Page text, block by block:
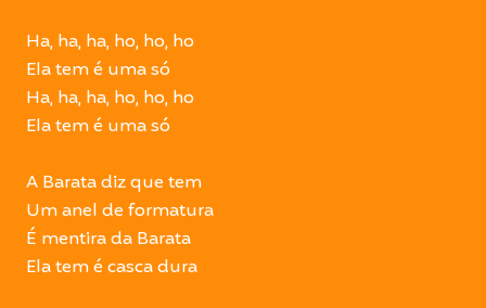
Ha, ha, ha, ho, ho, ho
Ela tem é uma só
Ha, ha, ha, ho, ho, ho
Ela tem é uma só
A Barata diz que tem
Um anel de formatura
É mentira da Barata
Ela tem é casca dura